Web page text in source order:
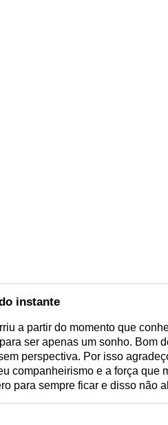
instante
a partir do momento que
ser apenas um sonho. Bom
perspectiva. Por isso
companheirismo e a força que
para sempre ficar e disso não